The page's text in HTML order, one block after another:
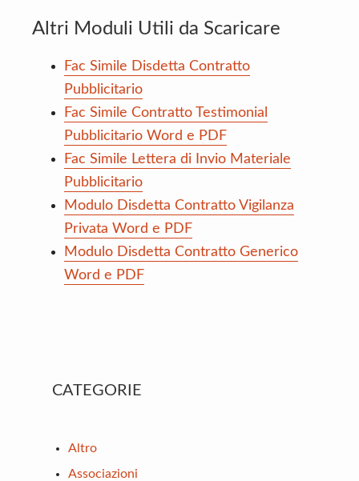
Altri Moduli Utili da Scaricare
Fac Simile Disdetta Contratto
Pubblicitario
Fac Simile Contratto Testimonial
Pubblicitario Word e PDF
Fac Simile Lettera di Invio Materiale
Pubblicitario
Modulo Disdetta Contratto Vigilanza
Privata Word e PDF
Modulo Disdetta Contratto Generico
Word e PDF
Primary
CATEGORIE
Altro
Associazioni